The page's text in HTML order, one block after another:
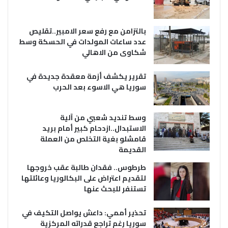
بالتزامن مع رفع سعر الامبير..تقليص
عدد ساعات المولدات في الحسكة وسط
شكاوى من الاهالي
تقرير يكشف أزمة معقدة جديدة في
سوريا هي الاسوء بعد الحرب
وسط تنديد شعبي من آلية
الاستبدال..ازدحام كبير أمام بريد
قامشلو بغية التخلص من العملة
القديمة
طرطوس.. فقدان طالبة عقب خروجها
لتقديم اعتراض على البكالوريا وعائلتها
تستنفر للبحث عنها
تحذير أممي: داعش يواصل التكيف في
سوريا رغم تراجع قدراته المركزية